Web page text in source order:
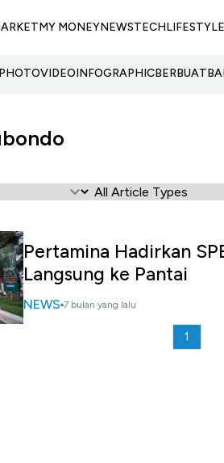
MY MONEYNEWSTECHLIFESTYLE
PHOTOVIDEOINFOGRAPHIC
Pertamina Hadirkan
Langsung ke Pantai
NEWS 7 bulan yang lalu
1